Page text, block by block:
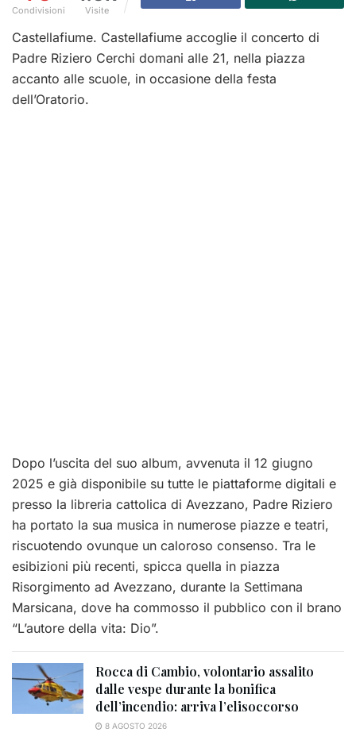
Condivisioni Visite
Castellafiume. Castellafiume accoglie il concerto di
Padre Riziero Cerchi domani alle 21, nella piazza
accanto alle scuole, in occasione della festa
dell’Oratorio.
Dopo l’uscita del suo album, avvenuta il 12 giugno
2025 e già disponibile su tutte le piattaforme digitali e
presso la libreria cattolica di Avezzano, Padre Riziero
ha portato la sua musica in numerose piazze e teatri,
riscuotendo ovunque un caloroso consenso. Tra le
esibizioni più recenti, spicca quella in piazza
Risorgimento ad Avezzano, durante la Settimana
Marsicana, dove ha commosso il pubblico con il brano
“L’autore della vita: Dio”.
Rocca di Cambio, volontario assalito
dalle vespe durante la bonifica
dell’incendio: arriva l’elisoccorso
8 AGOSTO 2026